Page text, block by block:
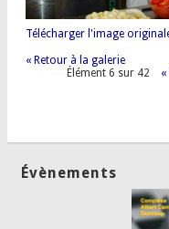
Télécharger l'image
« Retour à la galerie
Élément 6 sur 42
Évènements